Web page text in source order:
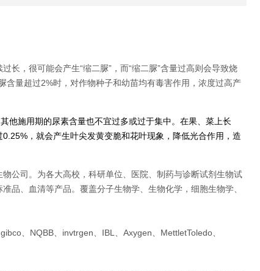
长，很可能会产生“缩二脲”，而“缩二脲”含量过高则会导致烧
量超过2%时，对作物种子和幼苗均有毒害作用，浓度过高产
其他施用期的尿素含量也不宜过多或过于集中。在果、菜上长
，就会产生叶尖发黄变脆和花叶现象，降低光合作用，造
公司。为各大高校，科研单位、医院、制药与诊断试剂生物试
品、血清等产品。覆盖分子生物学、生物化学，细胞生物学、
、NQBB、invtrgen、IBL、Axygen、MettletToledo、